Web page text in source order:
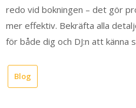
redo vid bokningen – det gör
mer effektiv. Bekräfta alla
för både dig och DJ:n att känna
Blog